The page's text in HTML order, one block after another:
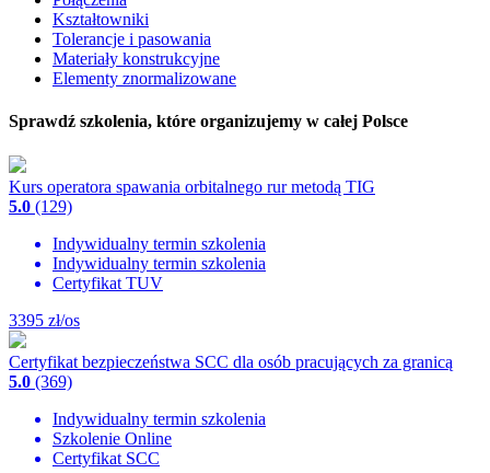
Kształtowniki
Tolerancje i pasowania
Materiały konstrukcyjne
Elementy znormalizowane
Sprawdź szkolenia, które organizujemy w całej Polsce
Kurs operatora spawania orbitalnego rur metodą TIG
5.0 (129)
Indywidualny termin szkolenia
Indywidualny termin szkolenia
Certyfikat TUV
3395 zł/os
Certyfikat bezpieczeństwa SCC dla osób pracujących za granicą
5.0 (369)
Indywidualny termin szkolenia
Szkolenie Online
Certyfikat SCC